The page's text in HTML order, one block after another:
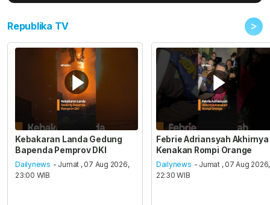
Republika TV >
Kebakaran Landa Gedung
Bapenda Pemprov DKI
Dailynews - Jumat , 07 Aug 2026,
23:00 WIB
Febrie Adriansyah Akhirnya
Kenakan Rompi Orange
Dailynews - Jumat , 07 Aug 2026,
22:30 WIB